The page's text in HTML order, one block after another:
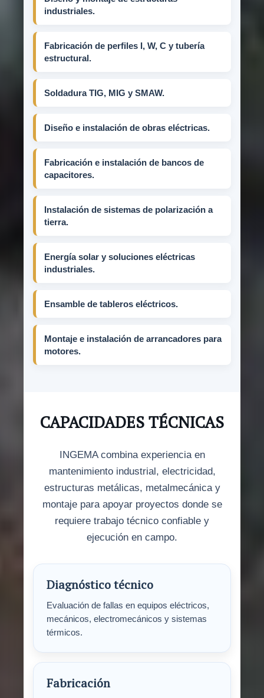
industriales.
Fabricación de perfiles I, W, C y tubería
estructural.
Soldadura TIG, MIG y SMAW.
Diseño e instalación de obras eléctricas.
Fabricación e instalación de bancos de
capacitores.
Instalación de sistemas de polarización a
tierra.
Energía solar y soluciones eléctricas
industriales.
Ensamble de tableros eléctricos.
Montaje e instalación de arrancadores para
motores.
CAPACIDADES TÉCNICAS
INGEMA combina experiencia en
mantenimiento industrial, electricidad,
estructuras metálicas, metalmecánica y
montaje para apoyar proyectos donde se
requiere trabajo técnico confiable y
ejecución en campo.
Diagnóstico técnico
Evaluación de fallas en equipos eléctricos,
mecánicos, electromecánicos y sistemas
térmicos.
Fabricación